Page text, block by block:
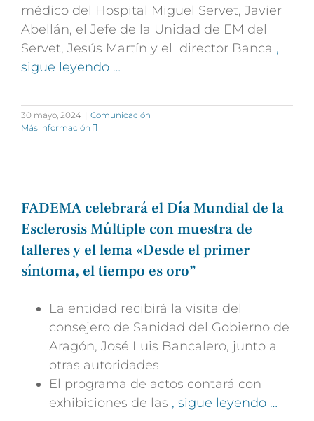
médico del Hospital Miguel Servet, Javier
Abellán, el Jefe de la Unidad de EM del
Servet, Jesús Martín y el director Banca ,
sigue leyendo …
30 mayo, 2024 | Comunicación
Más información
FADEMA celebrará el Día Mundial de la
Esclerosis Múltiple con muestra de
talleres y el lema «Desde el primer
síntoma, el tiempo es oro”
La entidad recibirá la visita del
consejero de Sanidad del Gobierno de
Aragón, José Luis Bancalero, junto a
otras autoridades
El programa de actos contará con
exhibiciones de las , sigue leyendo …